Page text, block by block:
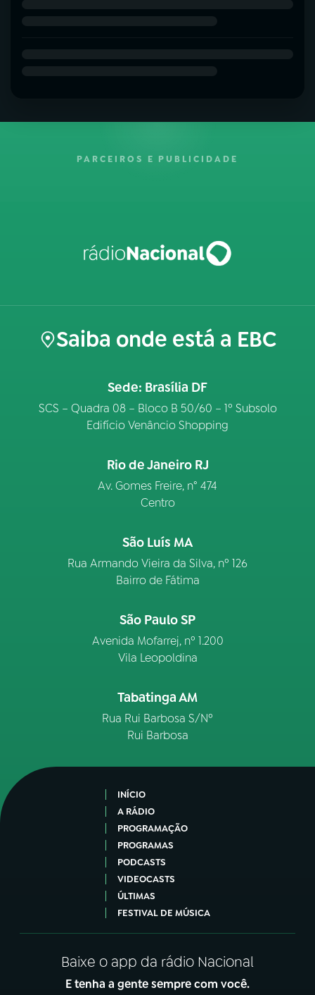
PARCEIROS E PUBLICIDADE
Saiba onde está a EBC
Sede: Brasília DF
SCS – Quadra 08 – Bloco B 50/60 – 1º Subsolo
Edifício Venâncio Shopping
Rio de Janeiro RJ
Av. Gomes Freire, n° 474
Centro
São Luís MA
Rua Armando Vieira da Silva, nº 126
Bairro de Fátima
São Paulo SP
Avenida Mofarrej, nº 1.200
Vila Leopoldina
Tabatinga AM
Rua Rui Barbosa S/Nº
Rui Barbosa
INÍCIO
A RÁDIO
PROGRAMAÇÃO
PROGRAMAS
PODCASTS
VIDEOCASTS
ÚLTIMAS
FESTIVAL DE MÚSICA
Baixe o app da rádio Nacional
E tenha a gente sempre com você.